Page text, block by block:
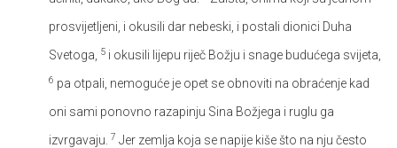
prosvijetljeni, i okusili dar nebeski, i postali dionici Duha
Svetoga,
5 i okusili lijepu riječ Božju i snage budućega svijeta,
6 pa otpali, nemoguće je opet se obnoviti na obraćenje kad
oni sami ponovno razapinju Sina Božjega i ruglu ga
izvrgavaju. 7 Jer zemlja koja se napije kiše što na nju često